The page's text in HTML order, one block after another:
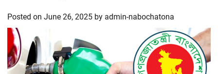
Posted on June 26, 2025 by admin-nabochatona